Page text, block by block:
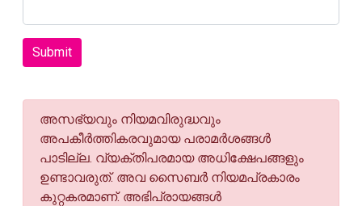
Submit
അസഭ്യവും നിയമവിരുദ്ധവും
അപകീര്‍ത്തികരവുമായ പരാമര്‍ശങ്ങള്‍
പാടില്ല. വ്യക്തിപരമായ അധിക്ഷേപങ്ങളും
ഉണ്ടാവരുത്. അവ സൈബര്‍ നിയമപ്രകാരം
കുറ്റകരമാണ്. അഭിപ്രായങ്ങള്‍